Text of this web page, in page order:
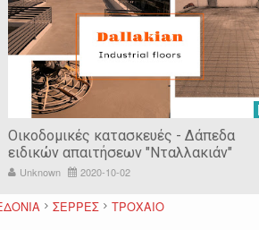
Οικοδομικές κατασκευές - Δάπεδα
ειδικών απαιτήσεων "Νταλλακιάν"
Unknown 2020-10-02
ΣΕΡΡΕΣ ΤΡΟΧΑΙΟ